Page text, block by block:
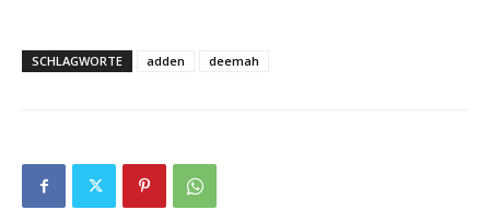
SCHLAGWORTE adden deemah